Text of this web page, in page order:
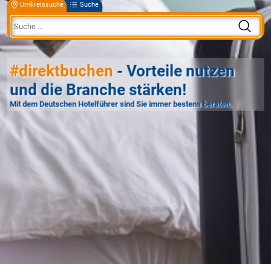
Umkreissuche Suche
#direktbuchen - Vorteile nutzen
und die Branche stärken!
Mit dem Deutschen Hotelführer sind Sie immer bestens beraten.